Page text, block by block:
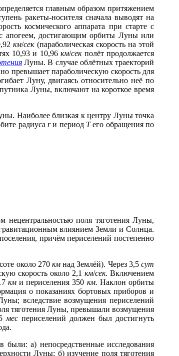
главным образом притяжением
ракеты-носителя сначала выводят на
космического аппарата при старте с
с апогеем, достигающим орбиты Луны или
км/сек(параболическая скорость на этой
10,93 и 10,96км/секполёт продолжается
Луны. В случае облётных траекторий
превышает параболическую скорость для
Луну, двигаясь относительно неё по
Луны, включают на короткое время
Наиболее близкая к центру Луны точка
радиуса rи период Тего обращения по
поля тяготения Луны,
влиянием Земли и Солнца.
причём периселений постепенно
около 270 кмнад Землёй). Через 3,5сут
скорость около 2,1 км/сек. Включением
кми периселения 350 км. Наклон орбиты
о показаниях бортовых приборов и
вследствие возмущения периселений
тяготения Луны, превышали возмущения
меспериселений должен был достигнуть
а) непосредственные исследования
Луны; б) изучение поля тяготения